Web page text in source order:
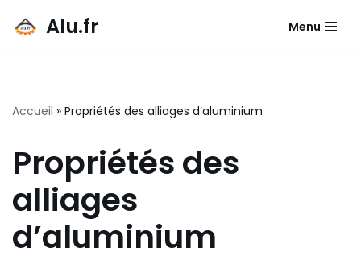
Alu.fr Menu
Accueil » Propriétés des alliages d’aluminium
Propriétés des
alliages
d’aluminium